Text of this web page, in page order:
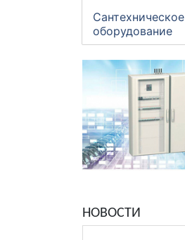
Сантехническое
оборудование
НОВОСТИ